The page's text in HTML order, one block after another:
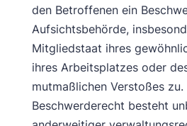
den Betroffenen ein
Aufsichtsbehörde,
Mitgliedstaat ihres
ihres Arbeitsplatzes oder
mutmaßlichen Verstoßes zu.
Beschwerderecht besteht